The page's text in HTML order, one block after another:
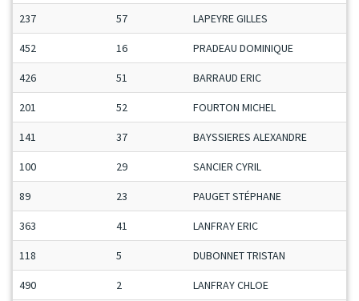
237 57 LAPEYRE GILLES
452 16 PRADEAU DOMINIQUE
426 51 BARRAUD ERIC
201 52 FOURTON MICHEL
141 37 BAYSSIERES ALEXANDRE
100 29 SANCIER CYRIL
89 23 PAUGET STÉPHANE
363 41 LANFRAY ERIC
118 5 DUBONNET TRISTAN
490 2 LANFRAY CHLOE